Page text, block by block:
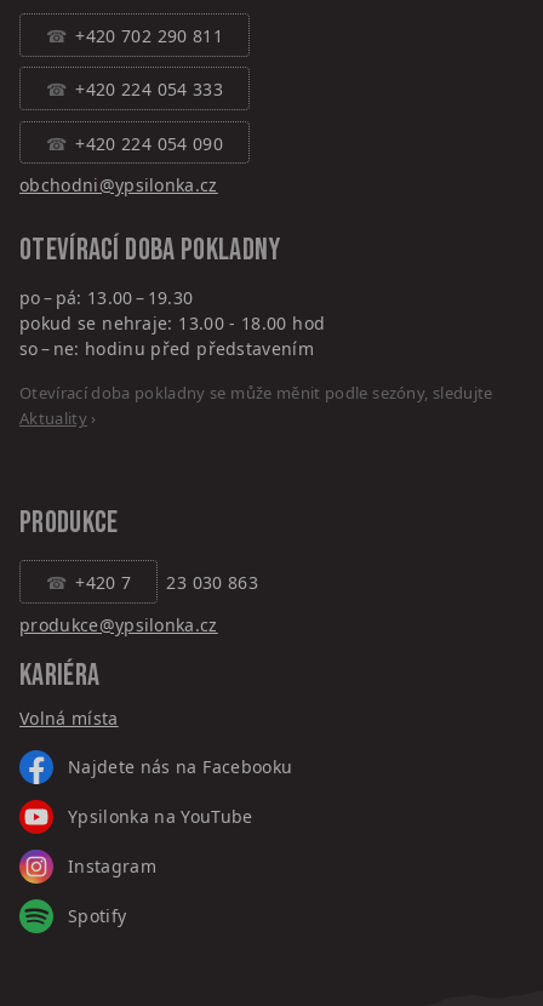
+420 702 290 811
+420 224 054 333
+420 224 054 090
obchodni@ypsilonka.cz
Otevírací doba pokladny
po – pá: 13.00 – 19.30
pokud se nehraje: 13.00 - 18.00 hod
so – ne: hodinu před představením
Otevírací doba pokladny se může měnit podle sezóny, sledujte
Aktuality›
PRODUKCE
+420 7
23 030 863
produkce@ypsilonka.cz
KARIÉRA
Volná místa
Najdete nás na Facebooku
Ypsilonka na YouTube
Instagram
Spotify